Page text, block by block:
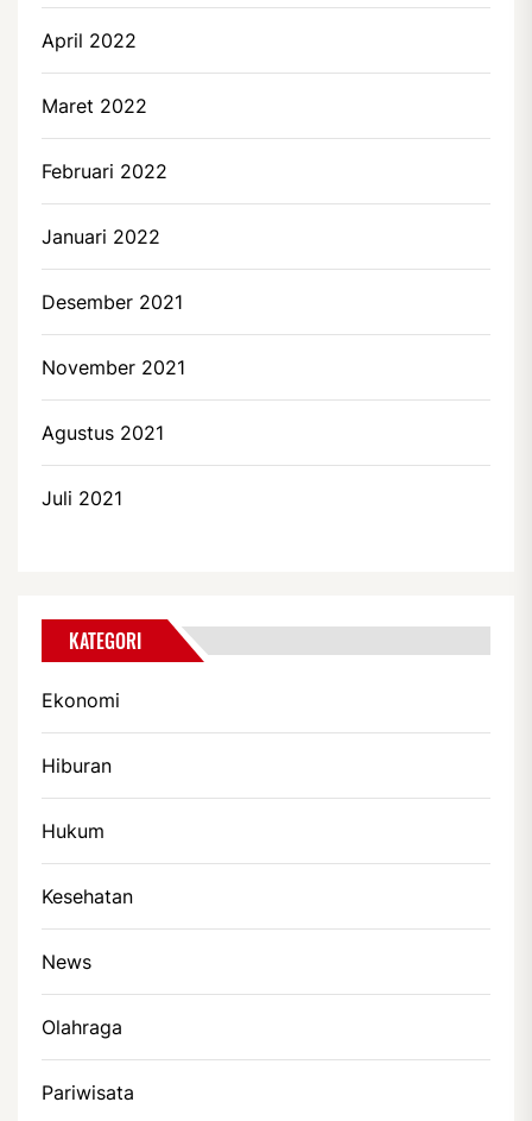
April 2022
Maret 2022
Februari 2022
Januari 2022
Desember 2021
November 2021
Agustus 2021
Juli 2021
KATEGORI
Ekonomi
Hiburan
Hukum
Kesehatan
News
Olahraga
Pariwisata